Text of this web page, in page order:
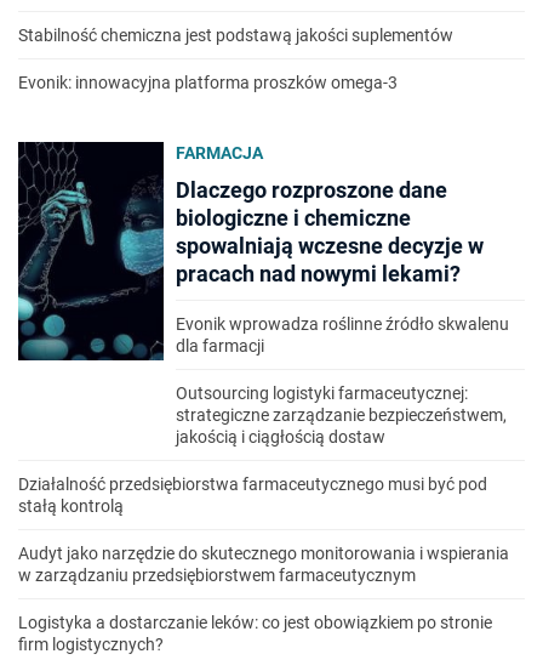
Stabilność chemiczna jest podstawą jakości suplementów
Evonik: innowacyjna platforma proszków omega-3
FARMACJA
Dlaczego rozproszone dane
biologiczne i chemiczne
spowalniają wczesne decyzje w
pracach nad nowymi lekami?
Evonik wprowadza roślinne źródło skwalenu
dla farmacji
Outsourcing logistyki farmaceutycznej:
strategiczne zarządzanie bezpieczeństwem,
jakością i ciągłością dostaw
Działalność przedsiębiorstwa farmaceutycznego musi być pod
stałą kontrolą
Audyt jako narzędzie do skutecznego monitorowania i wspierania
w zarządzaniu przedsiębiorstwem farmaceutycznym
Logistyka a dostarczanie leków: co jest obowiązkiem po stronie
firm logistycznych?